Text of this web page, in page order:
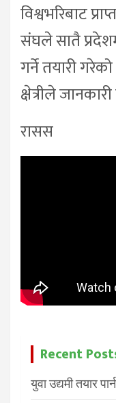
विश्वभरिबाट
संघले सातै
गर्ने तयारी
क्षेत्रीले
रासस
Recent
युवा उद्यमी तयार